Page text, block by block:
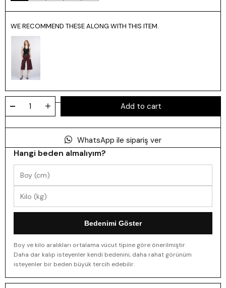
WE RECOMMEND THESE ALONG WITH THIS ITEM.
WhatsApp ile sipariş ver
Hangi beden almalıyım?
Bedenimi Göster
Boy ve kilo aralıkları ortalama vücut tipine göre önerilmiştir.
Daha dar kalıp isteyenler kendi bedenini, daha rahat görünüm
isteyenler bir beden büyük tercih edebilir.